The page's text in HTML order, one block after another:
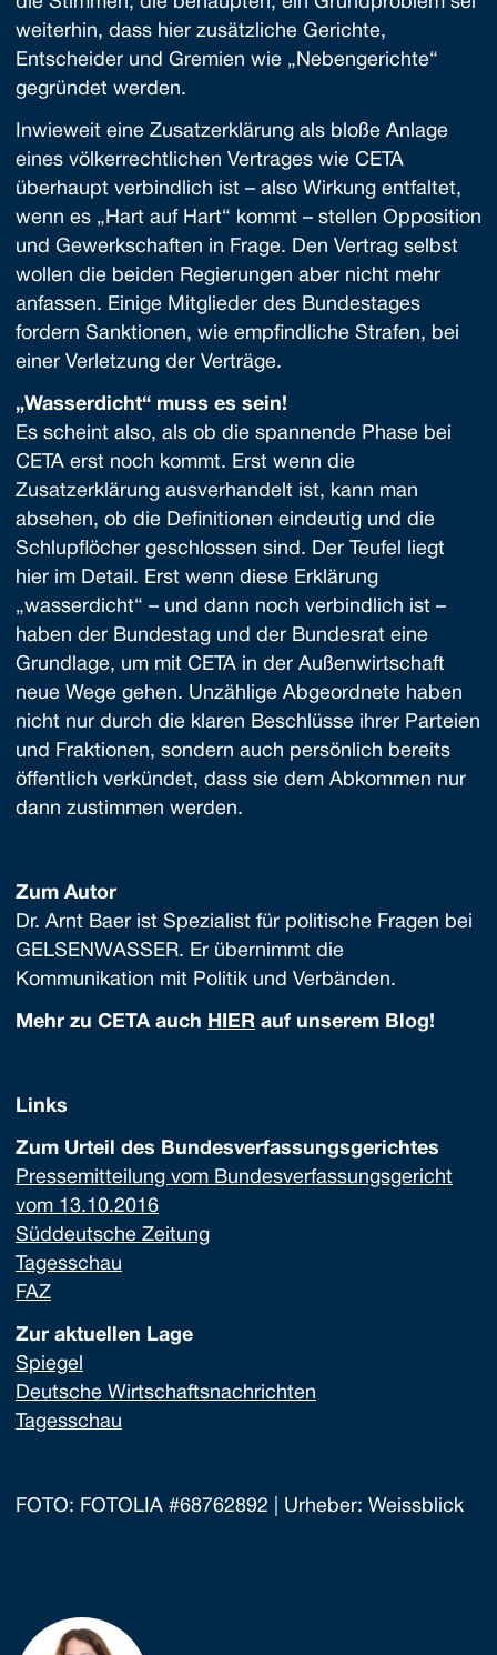
weiterhin, dass hier zusätzliche Gerichte,
Entscheider und Gremien wie „Nebengerichte“
gegründet werden.
Inwieweit eine Zusatzerklärung als bloße Anlage
eines völkerrechtlichen Vertrages wie CETA
überhaupt verbindlich ist – also Wirkung entfaltet,
wenn es „Hart auf Hart“ kommt – stellen Opposition
und Gewerkschaften in Frage. Den Vertrag selbst
wollen die beiden Regierungen aber nicht mehr
anfassen. Einige Mitglieder des Bundestages
fordern Sanktionen, wie empfindliche Strafen, bei
einer Verletzung der Verträge.
„Wasserdicht“ muss es sein!
Es scheint also, als ob die spannende Phase bei
CETA erst noch kommt. Erst wenn die
Zusatzerklärung ausverhandelt ist, kann man
absehen, ob die Definitionen eindeutig und die
Schlupflöcher geschlossen sind. Der Teufel liegt
hier im Detail. Erst wenn diese Erklärung
„wasserdicht“ – und dann noch verbindlich ist –
haben der Bundestag und der Bundesrat eine
Grundlage, um mit CETA in der Außenwirtschaft
neue Wege gehen. Unzählige Abgeordnete haben
nicht nur durch die klaren Beschlüsse ihrer Parteien
und Fraktionen, sondern auch persönlich bereits
öffentlich verkündet, dass sie dem Abkommen nur
dann zustimmen werden.
Zum Autor
Dr. Arnt Baer ist Spezialist für politische Fragen bei
GELSENWASSER. Er übernimmt die
Kommunikation mit Politik und Verbänden.
Mehr zu CETA auch HIER auf unserem Blog!
Links
Zum Urteil des Bundesverfassungsgerichtes
Pressemitteilung vom Bundesverfassungsgericht
vom 13.10.2016
Süddeutsche Zeitung
Tagesschau
FAZ
Zur aktuellen Lage
Spiegel
Deutsche Wirtschaftsnachrichten
Tagesschau
FOTO: FOTOLIA #68762892 | Urheber: Weissblick